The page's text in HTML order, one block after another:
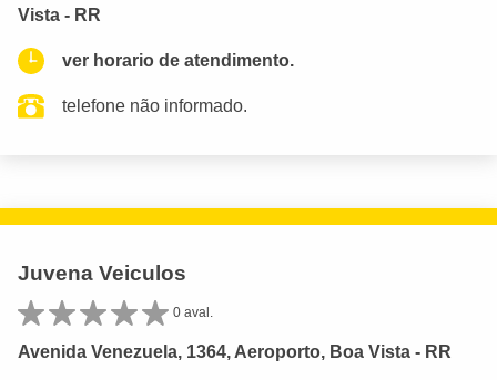
Vista - RR
ver horario de atendimento.
telefone não informado.
Juvena Veiculos
0 aval.
Avenida Venezuela, 1364, Aeroporto, Boa Vista - RR